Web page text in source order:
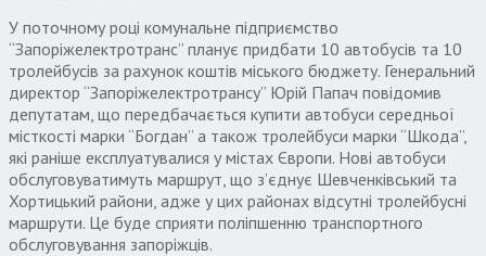
У поточному році комунальне підприємство
“Запоріжелектротранс” планує придбати 10 автобусів та 10
тролейбусів за рахунок коштів міського бюджету. Генеральний
директор “Запоріжелектротрансу” Юрій Папач повідомив
депутатам, що передбачається купити автобуси середньої
місткості марки “Богдан” а також тролейбуси марки “Шкода”,
які раніше експлуатувалися у містах Європи. Нові автобуси
обслуговуватимуть маршрут, що з’єднує Шевченківський та
Хортицький райони, адже у цих районах відсутні тролейбусні
маршрути. Це буде сприяти поліпшенню транспортного
обслуговування запоріжців.